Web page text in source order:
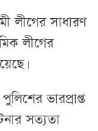
লীগের সাধারণ
লীগের
ভারপ্রাপ্ত
সত্যতা